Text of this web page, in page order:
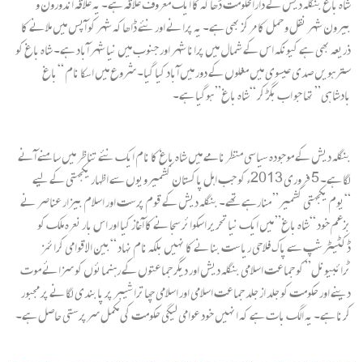
بیرون شہر نقل و حمل کا مرکز بھی ہے۔ یہ پرانے اور نئے ڈاھاکہ شہر کو آپس میں ملانے کا
ذریعہ بھی ہے کیونکہ اس کے شمال میں پرانا شہر اور جنوب میں نیا شہر آباد ہے۔ شاہ باغ کو
سترہویں صدی عیسوی میں مغلوں کے دور میں آباد کیا گیا۔ شروع میں اسکا نام “باغ
بادشاہی” تھا جو اب بگڑ کر “شاہ باغ” ہوگیا ہے۔
بنگلہ دیش کے موجودہ سیاسی منظرنامے میں شاہ باغ کا نام ایک نئے تناظر میں سامنے آنے
لگا ہے۔ 5 فروری 2013ء کو جب اہل پاکستان کشمیرویوں سے اظہار یکجہتی کے لیے
“یوم یکجہتی کشمیر” منارہے تھے۔ بنگلہ دیش کے قوم پرست اور اسلام بیزار عناصر نے
بزعم خود “شاہ باغ” میں ایک نیا تحریر اسکوائر سجانے کا آغاز کیا اور اس بار نعرہ ملک کو
ڈکٹیٹر شپ سے پاک فلاحی ریاست بنانے کا نہیں بلکہ نام نہاد “بین الاقوامی کرائمز
ٹرائبیونل” کو جماعت اسلامی بنگلہ دیش اور دیگر جماعتوں کے رہنمائوں کو سزائے موت
دینے اور حکومت کو جلد از جلد جماعت اسلامی اور اسلامی چھاترا شیبر پر پابندی لگانے پر مجبور
کرنا ہے۔ یہ الگ بات ہے کہ انہیں خود عوامی لیگی حکومت کی مکمل سرپرستی حاصل ہے۔